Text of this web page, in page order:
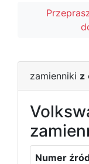
zamienniki z
Numer